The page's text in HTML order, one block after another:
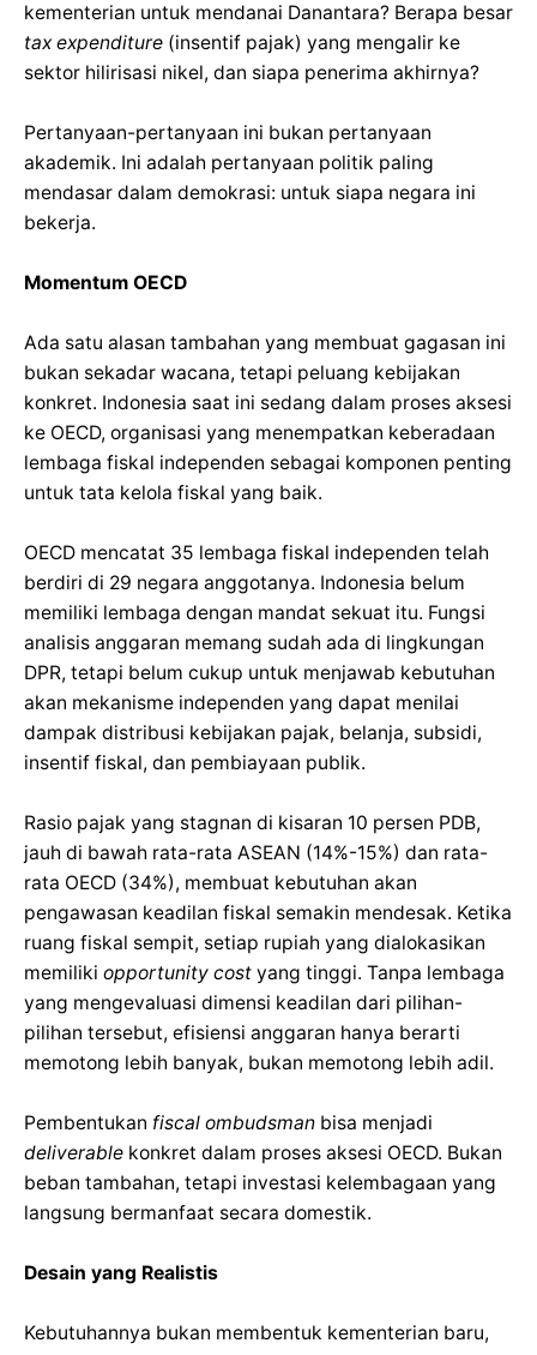
kementerian untuk mendanai Danantara? Berapa besar
tax expenditure (insentif pajak) yang mengalir ke
sektor hilirisasi nikel, dan siapa penerima akhirnya?
Pertanyaan-pertanyaan ini bukan pertanyaan
akademik. Ini adalah pertanyaan politik paling
mendasar dalam demokrasi: untuk siapa negara ini
bekerja.
Momentum OECD
Ada satu alasan tambahan yang membuat gagasan ini
bukan sekadar wacana, tetapi peluang kebijakan
konkret. Indonesia saat ini sedang dalam proses aksesi
ke OECD, organisasi yang menempatkan keberadaan
lembaga fiskal independen sebagai komponen penting
untuk tata kelola fiskal yang baik.
OECD mencatat 35 lembaga fiskal independen telah
berdiri di 29 negara anggotanya. Indonesia belum
memiliki lembaga dengan mandat sekuat itu. Fungsi
analisis anggaran memang sudah ada di lingkungan
DPR, tetapi belum cukup untuk menjawab kebutuhan
akan mekanisme independen yang dapat menilai
dampak distribusi kebijakan pajak, belanja, subsidi,
insentif fiskal, dan pembiayaan publik.
Rasio pajak yang stagnan di kisaran 10 persen PDB,
jauh di bawah rata-rata ASEAN (14%-15%) dan rata-
rata OECD (34%), membuat kebutuhan akan
pengawasan keadilan fiskal semakin mendesak. Ketika
ruang fiskal sempit, setiap rupiah yang dialokasikan
memiliki opportunity cost yang tinggi. Tanpa lembaga
yang mengevaluasi dimensi keadilan dari pilihan-
pilihan tersebut, efisiensi anggaran hanya berarti
memotong lebih banyak, bukan memotong lebih adil.
Pembentukan fiscal ombudsman bisa menjadi
deliverable konkret dalam proses aksesi OECD. Bukan
beban tambahan, tetapi investasi kelembagaan yang
langsung bermanfaat secara domestik.
Desain yang Realistis
Kebutuhannya bukan membentuk kementerian baru,